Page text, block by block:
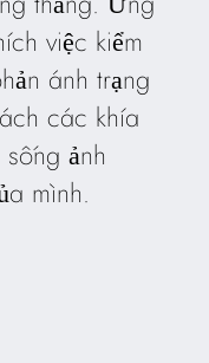
việc kiểm
ánh trạng
các khía
ảnh
mình.